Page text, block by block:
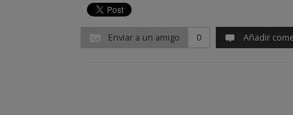
Enviar a un amigo 0 Añadir